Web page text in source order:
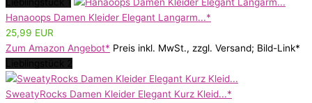
Hanaoops Damen Kleider Elegant Langarm...*
25,99 EUR
Zum Amazon Angebot* Preis inkl. MwSt., zzgl. Versand; Bild-Link*
SweatyRocks Damen Kleider Elegant Kurz Kleid...*